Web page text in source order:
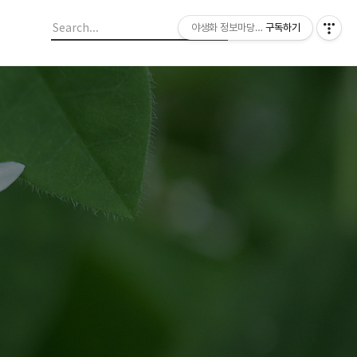
야생화 정보마당 입니다.
구독하기